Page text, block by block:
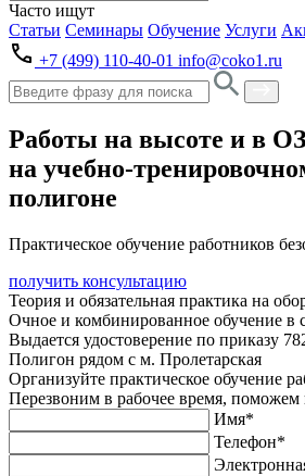
Часто ищут
Статьи Семинары Обучение Услуги
+7 (499) 110-40-01 info@coko1.ru
Работы на высоте и в
на учебно-
полигоне
Практическое обучение работников
получить консультацию
Теория и обязательная практика на
Очное и комбинированное обучение в
Выдается удостоверение по приказу
Полигон рядом с м. Пролетарская
Организуйте практическое обучение
Перезвоним в рабочее время,
Имя*
Телефон*